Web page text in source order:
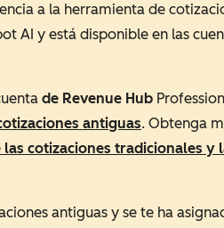
a la herramienta de
AI y está disponible en las
de Revenue Hub
antiguas. Obtenga
cotizaciones tradicionales y
antiguas y se te ha